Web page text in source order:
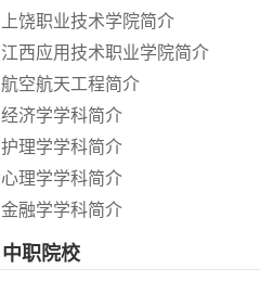
上饶职业技术学院简介
江西应用技术职业学院简介
航空航天工程简介
经济学学科简介
护理学学科简介
心理学学科简介
金融学学科简介
中职院校